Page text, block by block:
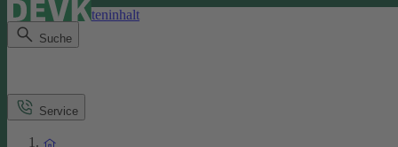
Direkt zum Seiteninhalt
Suche
Service